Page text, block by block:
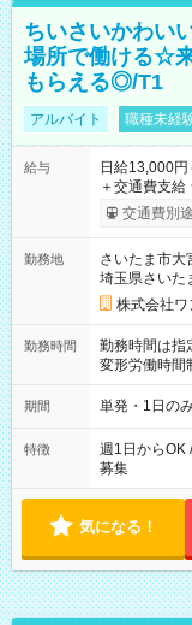
ちいさいかわい
場所で働ける☆
もらえる◎/T1
アルバイト 職種未経
給与
日給13,000円
＋交通費支給 ★交通費全額支給！ ┗案件により規定あり ★日払
いOK！（規
ンビニATMから
交通費別
勤務地
さいたま市大
埼玉県さいた
株式会社
勤務時間
勤務時間は指
変形労働時間制 想定
～21：00
期間 単発・1日の
特徴
週1日からOK
募集
気になる！